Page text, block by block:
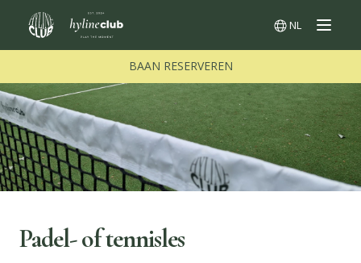
Menu
NL
Switch
BAAN RESERVEREN
Padel- of tennisles